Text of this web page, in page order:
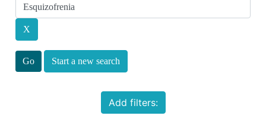
Start a new search
Add filters: